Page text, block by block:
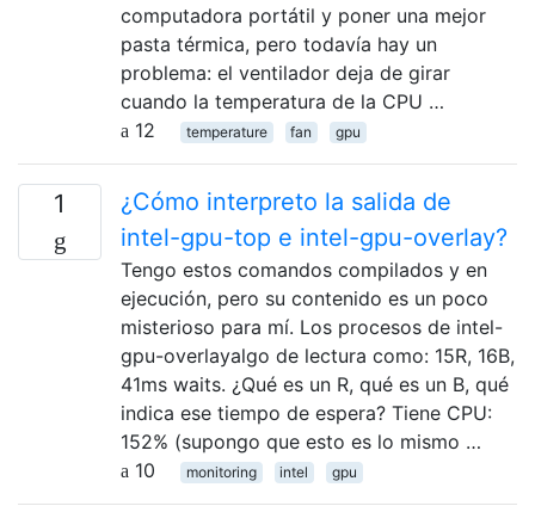
computadora portátil y poner una mejor
pasta térmica, pero todavía hay un
problema: el ventilador deja de girar
cuando la temperatura de la CPU …
12
temperature fan gpu
1
¿Cómo interpreto la salida de
intel-gpu-top e intel-gpu-overlay?
Tengo estos comandos compilados y en
ejecución, pero su contenido es un poco
misterioso para mí. Los procesos de intel-
gpu-overlayalgo de lectura como: 15R, 16B,
41ms waits. ¿Qué es un R, qué es un B, qué
indica ese tiempo de espera? Tiene CPU:
152% (supongo que esto es lo mismo …
10
monitoring intel gpu